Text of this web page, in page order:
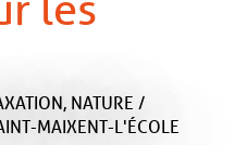
NATURE /
MAIXENT-L'ÉCOLE